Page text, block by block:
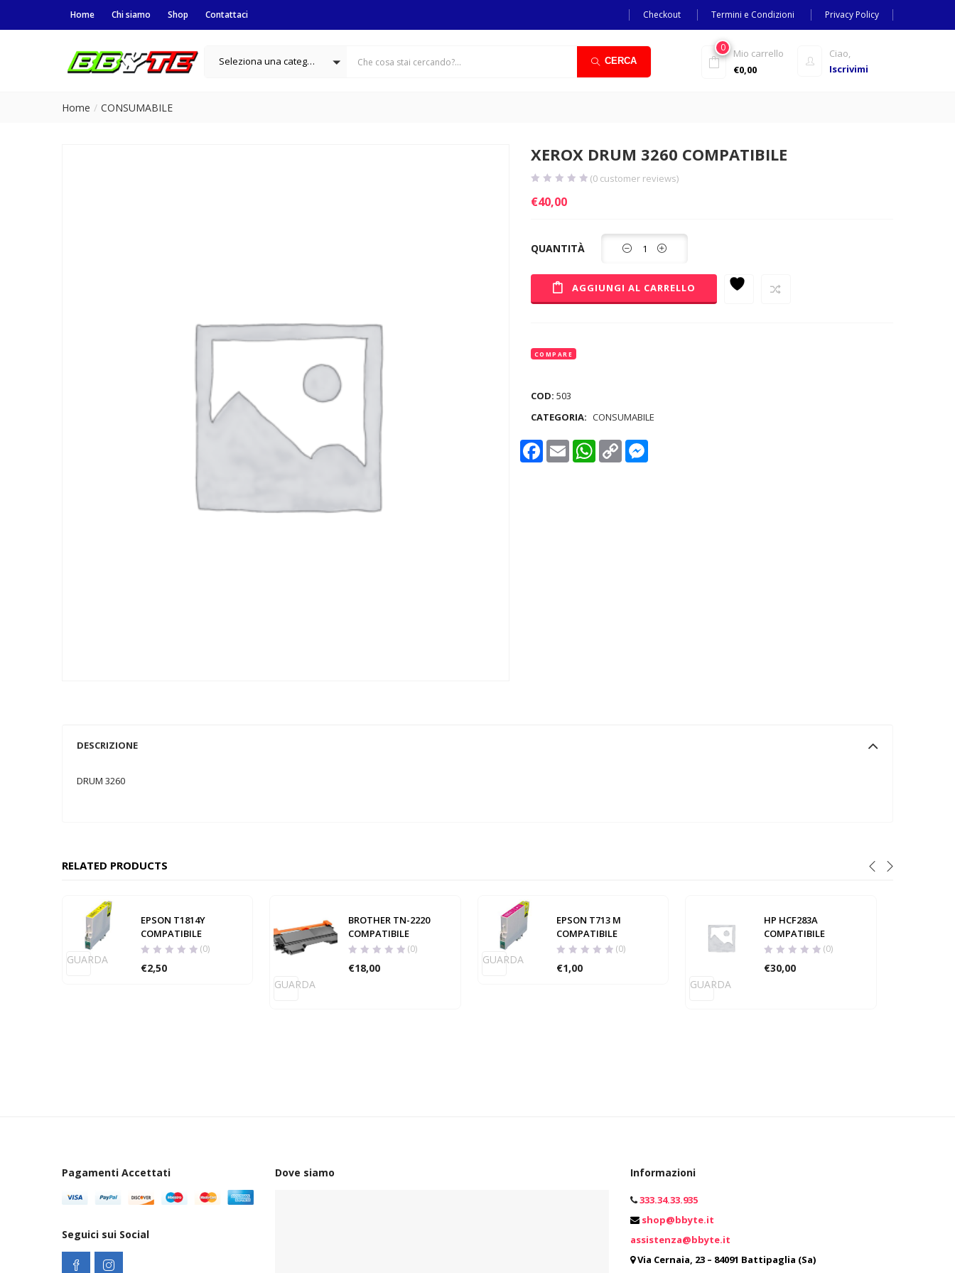
Home Chi siamo Shop Contattaci Checkout Termini e Condizioni Privacy Policy
Seleziona una categoria CERCA
Ciao,
Iscrivimi
0
Mio carrello
€0,00
Home CONSUMABILE
XEROX DRUM 3260 COMPATIBILE
(0 customer reviews)
€40,00
QUANTITÀ
AGGIUNGI AL CARRELLO
COMPARE
COD: 503
CATEGORIA: CONSUMABILE
Facebook
Email WhatsApp
Copy
Link
DESCRIZIONE
DRUM 3260
RELATED PRODUCTS
GUARDA
EPSON T1814Y
COMPATIBILE
(0)
€2,50
GUARDA
BROTHER TN-2220
COMPATIBILE
(0)
€18,00
GUARDA
EPSON T713 M
COMPATIBILE
(0)
€1,00
GUARDA
HP HCF283A
COMPATIBILE
(0)
€30,00
Pagamenti Accettati
Seguici sui Social
Informazioni
333.34.33.935
shop@bbyte.it
assistenza@bbyte.it
Via Cernaia, 23 – 84091 Battipaglia (Sa)
Dove siamo